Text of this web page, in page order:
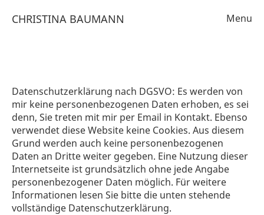
work on canvas
text
contact/imprint
datenschutz
CHRISTINA BAUMANN Menu
Datenschutzerklärung nach DGSVO: Es werden von
mir keine personenbezogenen Daten erhoben, es sei
denn, Sie treten mit mir per Email in Kontakt. Ebenso
verwendet diese Website keine Cookies. Aus diesem
Grund werden auch keine personenbezogenen
Daten an Dritte weiter gegeben. Eine Nutzung dieser
Internetseite ist grundsätzlich ohne jede Angabe
personenbezogener Daten möglich. Für weitere
Informationen lesen Sie bitte die unten stehende
vollständige Datenschutzerklärung.